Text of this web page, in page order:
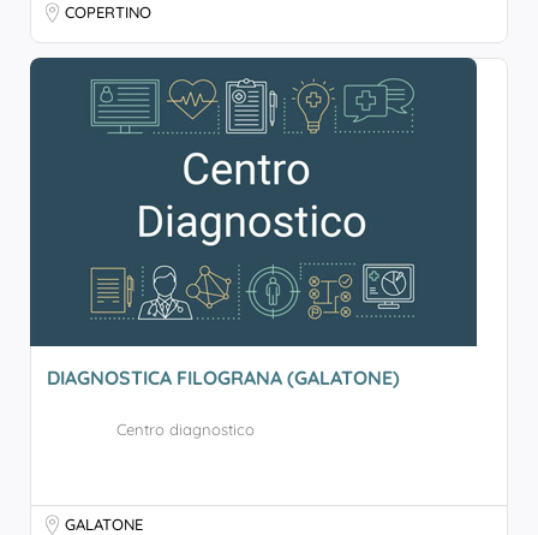
COPERTINO
DIAGNOSTICA FILOGRANA (GALATONE)
Centro diagnostico
GALATONE